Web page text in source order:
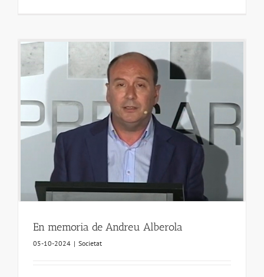
En memoria de Andreu Alberola
05-10-2024 | Societat